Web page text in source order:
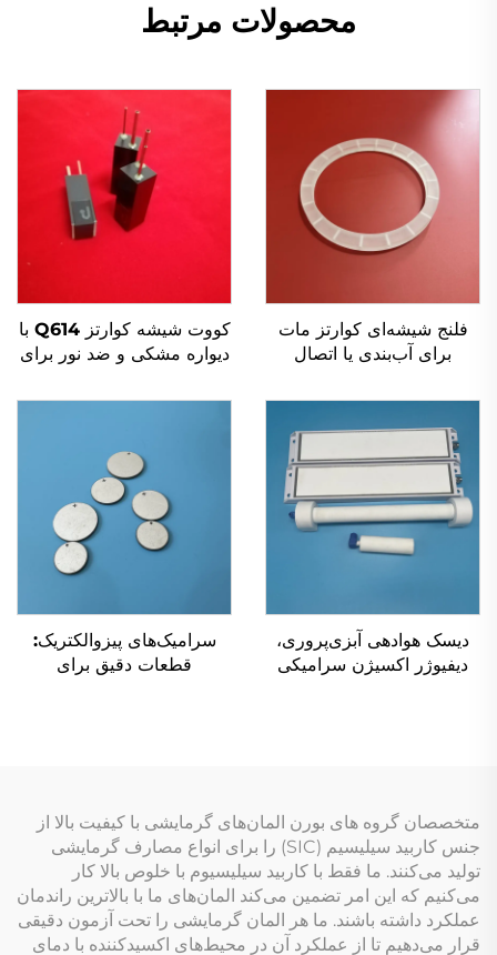
محصولات مرتبط
فلنج شیشه‌ای کوارتز مات
برای آب‌بندی یا اتصال
کووت شیشه کوارتز Q614 با
دیواره مشکی و ضد نور برای
دیسک هوادهی آبزی‌پروری،
دیفیوژر اکسیژن سرامیکی
سرامیک‌های پیزوالکتریک:
قطعات دقیق برای
متخصصان گروه های بورن المان‌های گرمایشی با کیفیت بالا از
جنس کاربید سیلیسیم (SIC) را برای انواع مصارف گرمایشی
تولید می‌کنند. ما فقط با کاربید سیلیسیوم با خلوص بالا کار
می‌کنیم که این امر تضمین می‌کند المان‌های ما با بالاترین راندمان
عملکرد داشته باشند. ما هر المان گرمایشی را تحت آزمون دقیقی
قرار می‌دهیم تا از عملکرد آن در محیط‌های اکسیدکننده با دمای